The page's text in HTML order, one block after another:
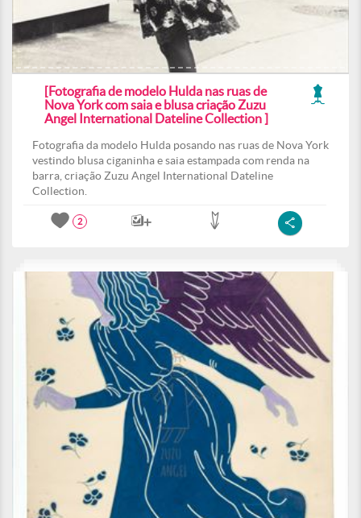
[Fotografia de modelo Hulda nas ruas de
Nova York com saia e blusa criação Zuzu
Angel International Dateline Collection ]
Fotografia da modelo Hulda posando nas ruas de Nova York
vestindo blusa ciganinha e saia estampada com renda na
barra, criação Zuzu Angel International Dateline
Collection.
2